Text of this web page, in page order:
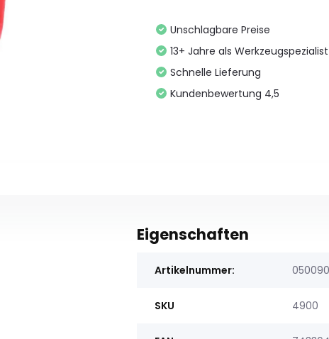
Unschlagbare Preise
13+ Jahre als Werkzeugspezialist
Schnelle Lieferung
Kundenbewertung 4,5
Eigenschaften
Artikelnummer:
SKU 4900